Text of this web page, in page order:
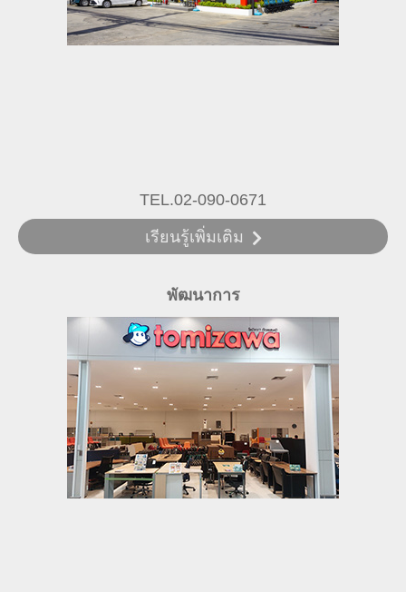
TEL.02-090-0671
เรียนรู้เพิ่มเติม
พัฒนาการ